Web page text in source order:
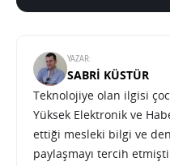
YAZAR:
SABRI KÜSTÜR
Teknolojiye olan ilgisi
Yüksek Elektronik ve
ettiği mesleki bilgi ve
paylaşmayı tercih